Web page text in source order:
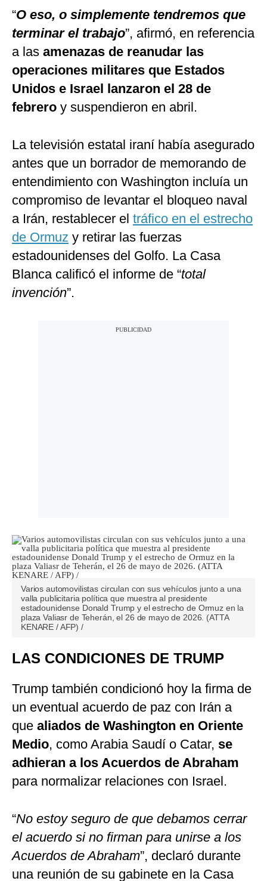
“O eso, o simplemente tendremos que
terminar el trabajo”, afirmó, en referencia
a las amenazas de reanudar las
operaciones militares que Estados
Unidos e Israel lanzaron el 28 de
febrero y suspendieron en abril.
La televisión estatal iraní había asegurado
antes que un borrador de memorando de
entendimiento con Washington incluía un
compromiso de levantar el bloqueo naval
a Irán, restablecer el tráfico en el estrecho
de Ormuz y retirar las fuerzas
estadounidenses del Golfo. La Casa
Blanca calificó el informe de “total
invención”.
Varios automovilistas circulan con sus vehículos junto a una
valla publicitaria política que muestra al presidente
estadounidense Donald Trump y el estrecho de Ormuz en la
plaza Valiasr de Teherán, el 26 de mayo de 2026. (ATTA
KENARE / AFP) /
LAS CONDICIONES DE TRUMP
Trump también condicionó hoy la firma de
un eventual acuerdo de paz con Irán a
que aliados de Washington en Oriente
Medio, como Arabia Saudí o Catar, se
adhieran a los Acuerdos de Abraham
para normalizar relaciones con Israel.
“No estoy seguro de que debamos cerrar
el acuerdo si no firman para unirse a los
Acuerdos de Abraham”, declaró durante
una reunión de su gabinete en la Casa